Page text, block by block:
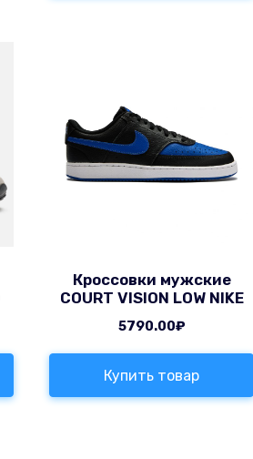
Кроссовки мужские
COURT VISION LOW NIKE
5790.00₽
Купить товар